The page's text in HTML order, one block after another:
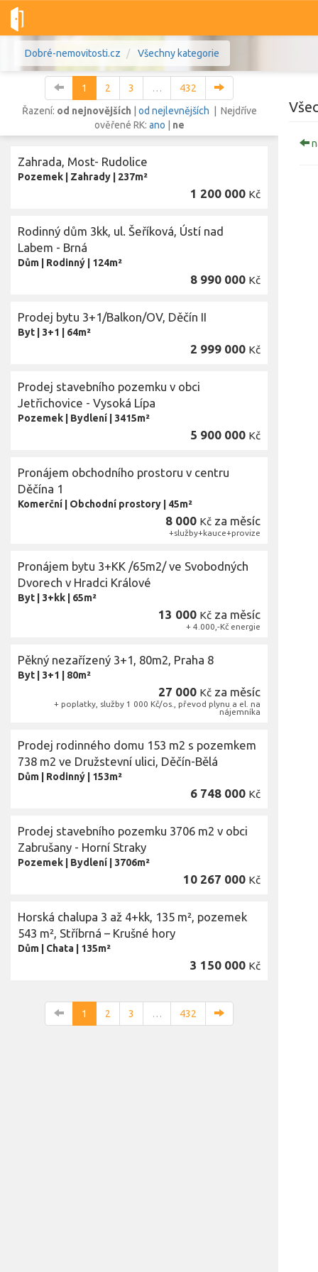
Dobré-nemovitosti.cz Všechny kategorie
Cena
1 2 3 …
432
Řazení: od nejnovějších od nejlevnějších | Nejdříve
ověřené RK: ano ne
Zahrada, Most- Rudolice
Pozemek Zahrady 237m²
1 200 000 Kč
Rodinný dům 3kk, ul. Šeříková, Ústí nad
Labem - Brná
Dům Rodinný 124m²
8 990 000 Kč
Prodej bytu 3+1/Balkon/OV, Děčín II
Byt 3+1 64m²
2 999 000 Kč
Prodej stavebního pozemku v obci
Jetřichovice - Vysoká Lípa
Pozemek Bydlení 3415m²
5 900 000 Kč
Pronájem obchodního prostoru v centru
Děčína 1
Komerční Obchodní prostory 45m²
8 000 Kč za měsíc
+služby+kauce+provize
Pronájem bytu 3+KK /65m2/ ve Svobodných
Dvorech v Hradci Králové
Byt 3+kk 65m²
13 000 Kč za měsíc
+ 4.000,-Kč energie
Pěkný nezařízený 3+1, 80m2, Praha 8
Byt 3+1 80m²
27 000 Kč za měsíc
+ poplatky, služby 1 000 Kč/os., převod plynu a el. na
nájemníka
Prodej rodinného domu 153 m2 s pozemkem
738 m2 ve Družstevní ulici, Děčín-Bělá
Dům Rodinný 153m²
6 748 000 Kč
Prodej stavebního pozemku 3706 m2 v obci
Zabrušany - Horní Straky
Pozemek Bydlení 3706m²
10 267 000 Kč
Horská chalupa 3 až 4+kk, 135 m², pozemek
543 m², Stříbrná – Krušné hory
Dům Chata 135m²
3 150 000 Kč
1 2 3 … 432